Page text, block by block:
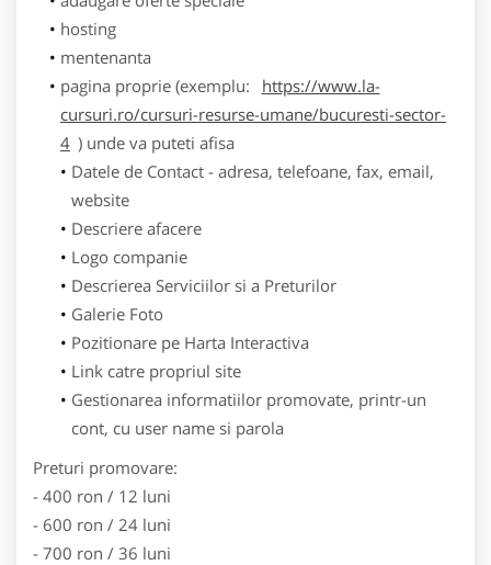
hosting
mentenanta
pagina proprie (exemplu:
https://www.la-
cursuri.ro/cursuri-resurse-umane/bucuresti-sector-
4 ) unde va puteti afisa
Datele de Contact - adresa, telefoane, fax, email,
website
Descriere afacere
Logo companie
Descrierea Serviciilor si a Preturilor
Galerie Foto
Pozitionare pe Harta Interactiva
Link catre propriul site
Gestionarea informatiilor promovate, printr-un
cont, cu user name si parola
Preturi promovare:
- 400 ron / 12 luni
- 600 ron / 24 luni
- 700 ron / 36 luni